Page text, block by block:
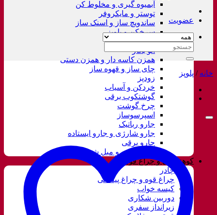
آبمیوه گیری و مخلوط کن
توستر و مایکروفر
ساندویچ ساز و اسنک ساز
سرخکن و پلوپز
غذاساز
اتو بخار
همزن کاسه دار و همزن دستی
چای ساز و قهوه ساز
زودپز
خردکن و آسیاب
گوشتکوب برقی
چرخ گوشت
اسپرسوساز
جارو رباتیک
جارو شارژی و جارو ایستاده
جارو برقی
فرش شور و مبل شور
کوهنوردی و چراغ قوه
چادر
چراغ قوه و چراغ پیشانی
کیسه خواب
دوربین شکاری
زیرانداز سفری
عضویت
جستجو
خانه / پلوپز